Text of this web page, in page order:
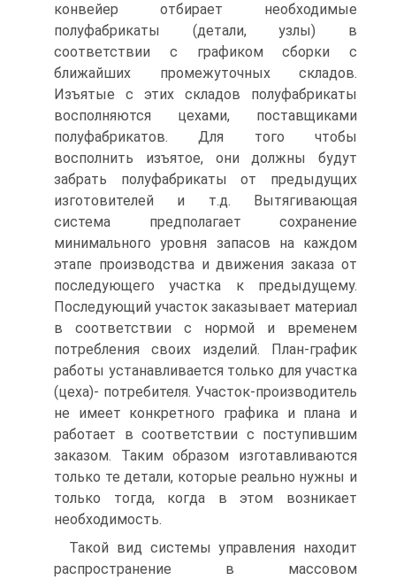
конвейер отбирает необходимые
полуфабрикаты (детали, узлы) в
соответствии с графиком сборки с
ближайших промежуточных складов.
Изъятые с этих складов полуфабрикаты
восполняются цехами, поставщиками
полуфабрикатов. Для того чтобы
восполнить изъятое, они должны будут
забрать полуфабрикаты от предыдущих
изготовителей и т.д. Вытягивающая
система предполагает сохранение
минимального уровня запасов на каждом
этапе производства и движения заказа от
последующего участка к предыдущему.
Последующий участок заказывает материал
в соответствии с нормой и временем
потребления своих изделий. План-график
работы устанавливается только для участка
(цеха)- потребителя. Участок-производитель
не имеет конкретного графика и плана и
работает в соответствии с поступившим
заказом. Таким образом изготавливаются
только те детали, которые реально нужны и
только тогда, когда в этом возникает
необходимость.
Такой вид системы управления находит
распространение в массовом